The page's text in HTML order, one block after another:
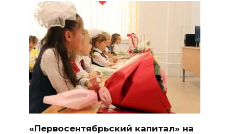
«Первосентябрьский капитал» на